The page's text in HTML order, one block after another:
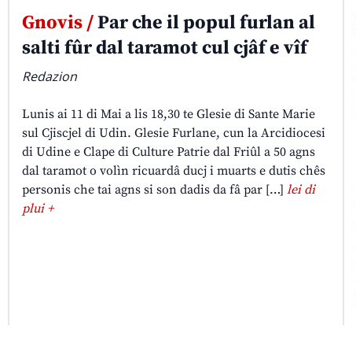
Gnovis /Par che il popul furlan al
salti fûr dal taramot cul cjâf e vîf
Redazion
Lunis ai 11 di Mai a lis 18,30 te Glesie di Sante Marie
sul Cjiscjel di Udin. Glesie Furlane, cun la Arcidiocesi
di Udine e Clape di Culture Patrie dal Friûl a 50 agns
dal taramot o volìn ricuardâ ducj i muarts e dutis chês
personis che tai agns si son dadis da fâ par […] lei di
plui +